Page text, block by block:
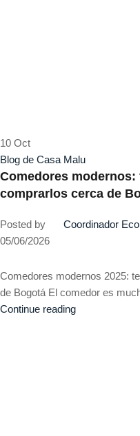
10 Oct
Blog de Casa Malu
Comedores
comprarlos cerca de
Posted by
Coordinador
05/06/2026
Comedores modernos 2025:
de Bogotá El comedor es
Continue reading